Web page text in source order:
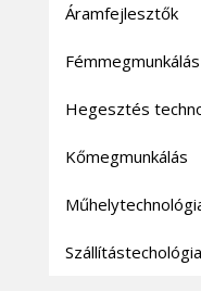
Áramfejlesztők
Fémmegmunkálás
Hegesztés
Kőmegmunkálás
Szállítástechológia